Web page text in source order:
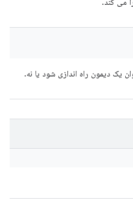
یک دیمون راه اندازی شود یا نه.